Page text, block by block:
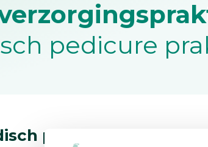
pedicure
pedicure